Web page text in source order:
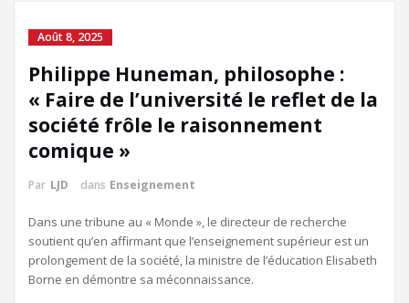
Août 8, 2025
Philippe Huneman, philosophe :
« Faire de l’université le reflet de la
société frôle le raisonnement
comique »
Par LJD dans Enseignement
Dans une tribune au « Monde », le directeur de recherche
soutient qu’en affirmant que l’enseignement supérieur est un
prolongement de la société, la ministre de l’éducation Elisabeth
Borne en démontre sa méconnaissance.